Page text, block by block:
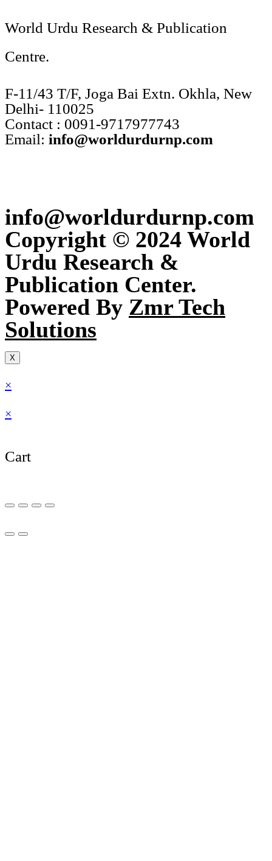
World Urdu Research & Publication
Centre.
F-11/43 T/F, Joga Bai Extn. Okhla, New
Delhi- 110025
Contact : 0091-9717977743
Email: info@worldurdurnp.com
info@worldurdurnp.com
Copyright © 2024 World
Urdu Research &
Publication Center.
Powered By Zmr Tech
Solutions
X
×
×
Cart